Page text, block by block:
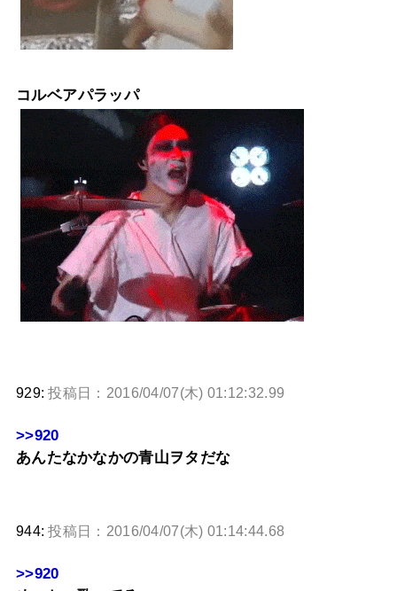
コルベアパラッパ
929:投稿日：2016/04/07(木) 01:12:32.99
>>920
あんたなかなかの青山ヲタだな
944:投稿日：2016/04/07(木) 01:14:44.68
>>920